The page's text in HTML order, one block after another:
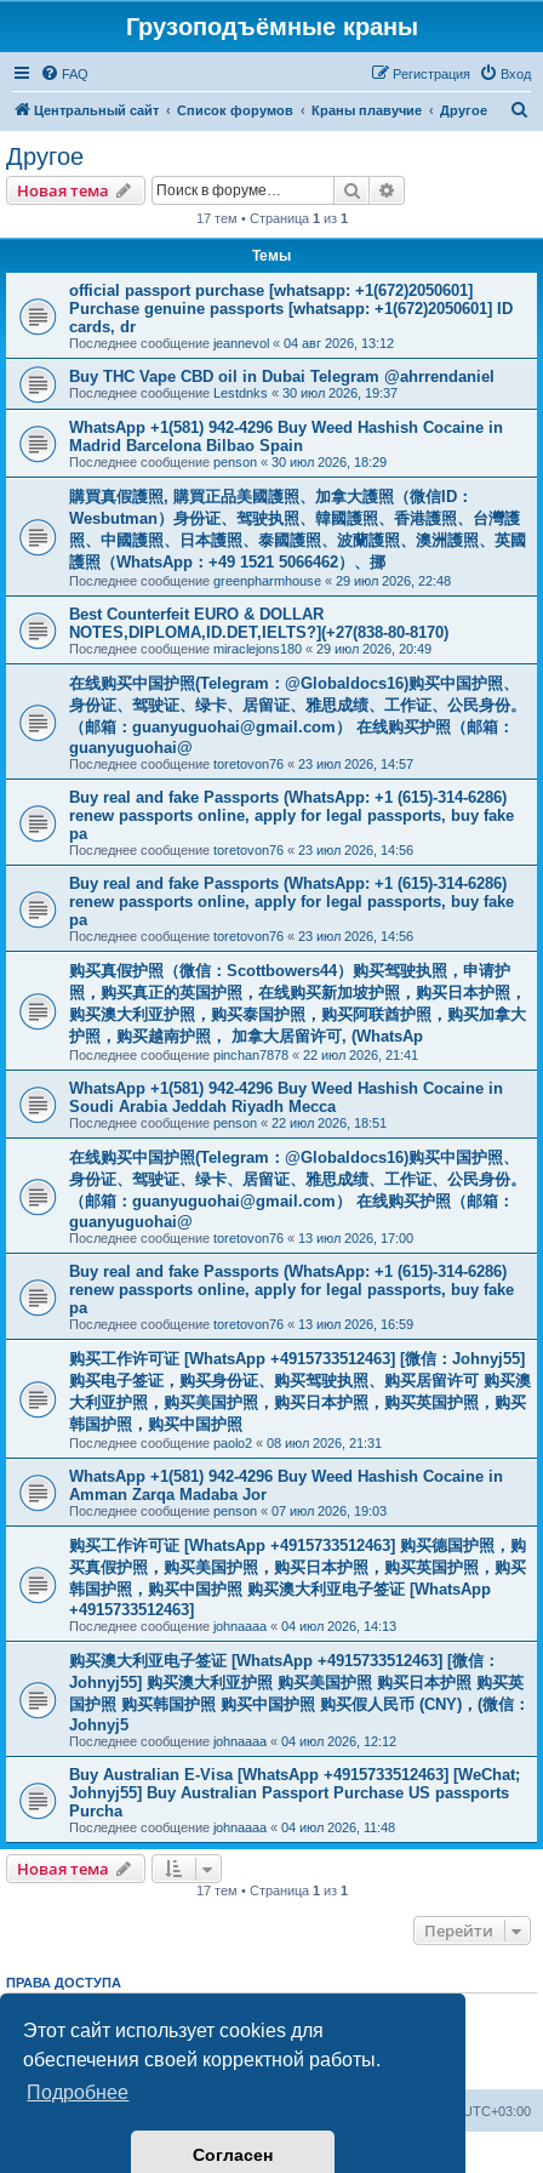
Этот сайт использует cookies для
обеспечения своей корректной работы.
Подробнее
Согласен
Грузоподъёмные краны
FAQ Вход
Регистрация
Центральный сайт Список форумов Краны плавучие Другое
Другое
Новая тема Поиск
17 тем • Страница 1 из 1
Темы
official passport purchase [whatsapp: +1(672)2050601]
Purchase genuine passports [whatsapp: +1(672)2050601] ID
cards, dr
Последнее сообщение jeannevol « 04 авг 2026, 13:12
Buy THC Vape CBD oil in Dubai Telegram @ahrrendaniel
Последнее сообщение Lestdnks « 30 июл 2026, 19:37
WhatsApp +1(581) 942-4296 Buy Weed Hashish Cocaine in
Madrid Barcelona Bilbao Spain
Последнее сообщение penson « 30 июл 2026, 18:29
購買真假護照, 購買正品美國護照、加拿大護照（微信ID：
Wesbutman）身份证、驾驶执照、韓國護照、香港護照、台灣護
照、中國護照、日本護照、泰國護照、波蘭護照、澳洲護照、英國
護照（WhatsApp：+49 1521 5066462）、挪
Последнее сообщение greenpharmhouse « 29 июл 2026, 22:48
Best Counterfeit EURO & DOLLAR
NOTES,DIPLOMA,ID.DET,IELTS?](+27(838-80-8170)
Последнее сообщение miraclejons180 « 29 июл 2026, 20:49
在线购买中国护照(Telegram：@Globaldocs16)购买中国护照、
身份证、驾驶证、绿卡、居留证、雅思成绩、工作证、公民身份。
（邮箱： guanyuguohai@gmail.com ） 在线购买护照（邮箱：
guanyuguohai@
Последнее сообщение toretovon76 « 23 июл 2026, 14:57
Buy real and fake Passports (WhatsApp: +1 (615)-314-6286)
renew passports online, apply for legal passports, buy fake
pa
Последнее сообщение toretovon76 « 23 июл 2026, 14:56
Buy real and fake Passports (WhatsApp: +1 (615)-314-6286)
renew passports online, apply for legal passports, buy fake
pa
Последнее сообщение toretovon76 « 23 июл 2026, 14:56
购买真假护照（微信：Scottbowers44）购买驾驶执照，申请护
照，购买真正的英国护照，在线购买新加坡护照，购买日本护照，
购买澳大利亚护照，购买泰国护照，购买阿联酋护照，购买加拿大
护照，购买越南护照， 加拿大居留许可, (WhatsAp
Последнее сообщение pinchan7878 « 22 июл 2026, 21:41
WhatsApp +1(581) 942-4296 Buy Weed Hashish Cocaine in
Soudi Arabia Jeddah Riyadh Mecca
Последнее сообщение penson « 22 июл 2026, 18:51
在线购买中国护照(Telegram：@Globaldocs16)购买中国护照、
身份证、驾驶证、绿卡、居留证、雅思成绩、工作证、公民身份。
（邮箱： guanyuguohai@gmail.com ） 在线购买护照（邮箱：
guanyuguohai@
Последнее сообщение toretovon76 « 13 июл 2026, 17:00
Buy real and fake Passports (WhatsApp: +1 (615)-314-6286)
renew passports online, apply for legal passports, buy fake
pa
Последнее сообщение toretovon76 « 13 июл 2026, 16:59
购买工作许可证 [WhatsApp +4915733512463] [微信：Johnyj55]
购买电子签证，购买身份证、购买驾驶执照、购买居留许可 购买澳
大利亚护照，购买美国护照，购买日本护照，购买英国护照，购买
韩国护照，购买中国护照
Последнее сообщение paolo2 « 08 июл 2026, 21:31
WhatsApp +1(581) 942-4296 Buy Weed Hashish Cocaine in
Amman Zarqa Madaba Jor
Последнее сообщение penson « 07 июл 2026, 19:03
购买工作许可证 [WhatsApp +4915733512463] 购买德国护照，购
买真假护照，购买美国护照，购买日本护照，购买英国护照，购买
韩国护照，购买中国护照 购买澳大利亚电子签证 [WhatsApp
+4915733512463]
Последнее сообщение johnaaaa « 04 июл 2026, 14:13
购买澳大利亚电子签证 [WhatsApp +4915733512463] [微信：
Johnyj55] 购买澳大利亚护照 购买美国护照 购买日本护照 购买英
国护照 购买韩国护照 购买中国护照 购买假人民币 (CNY)，(微信：
Johnyj5
Последнее сообщение johnaaaa « 04 июл 2026, 12:12
Buy Australian E-Visa [WhatsApp +4915733512463] [WeChat;
Johnyj55] Buy Australian Passport Purchase US passports
Purcha
Последнее сообщение johnaaaa « 04 июл 2026, 11:48
Новая тема
17 тем • Страница 1 из 1
Перейти
ПРАВА ДОСТУПА
Выне можетеотвечать на сообщения
Выне можетередактировать свои сообщения
Выне можетеудалять свои сообщения
добавлять вложения
UTC+03:00
Создано на основеphpBB® Forum Software © phpBB Limited